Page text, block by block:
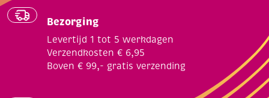
Bezorging
Levertijd 1 tot 5 werkdagen
Verzendkosten € 6,95
Boven € 99,- gratis verzending